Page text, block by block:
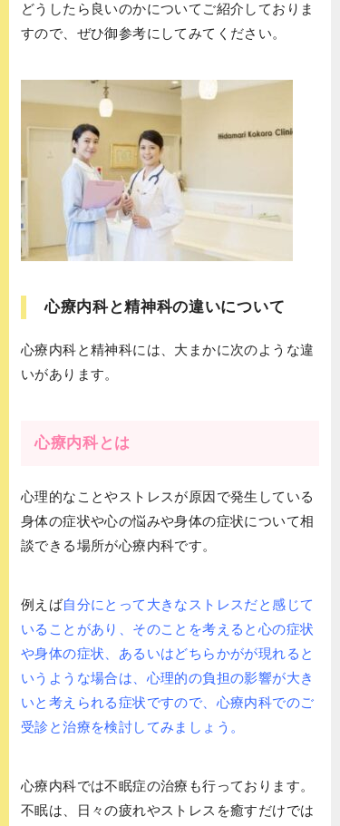
どうしたら良いのかについてご紹介しておりま
すので、ぜひ御参考にしてみてください。
心療内科と精神科の違いについて
心療内科と精神科には、大まかに次のような違
いがあります。
心療内科とは
心理的なことやストレスが原因で発生している
身体の症状や心の悩みや身体の症状について相
談できる場所が心療内科です。
例えば自分にとって大きなストレスだと感じて
いることがあり、そのことを考えると心の症状
や身体の症状、あるいはどちらかがが現れると
いうような場合は、心理的の負担の影響が大き
いと考えられる症状ですので、心療内科でのご
受診と治療を検討してみましょう。
心療内科では不眠症の治療も行っております。
不眠は、日々の疲れやストレスを癒すだけでは